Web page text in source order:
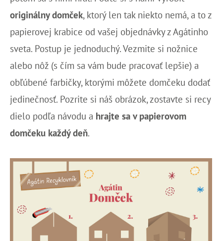
originálny domček, ktorý len tak niekto nemá, a to z
papierovej krabice od vašej objednávky z Agátinho
sveta. Postup je jednoduchý. Vezmite si nožnice
alebo nôž (s čím sa vám bude pracovať lepšie) a
obľúbené farbičky, ktorými môžete domčeku dodať
jedinečnosť. Pozrite si náš obrázok, zostavte si recy
dielo podľa návodu a hrajte sa v papierovom
domčeku každý deň.